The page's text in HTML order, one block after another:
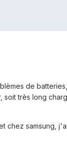
de
très long
chez samsung,